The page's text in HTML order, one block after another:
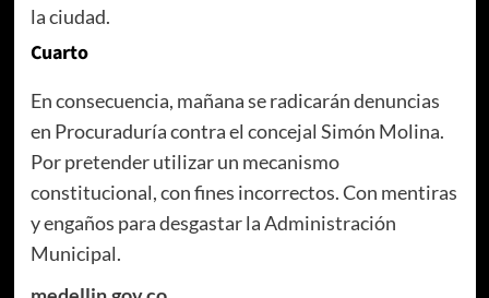
la ciudad.
Cuarto
En consecuencia, mañana se radicarán denuncias
en Procuraduría contra el concejal Simón Molina.
Por pretender utilizar un mecanismo
constitucional, con fines incorrectos. Con mentiras
y engaños para desgastar la Administración
Municipal.